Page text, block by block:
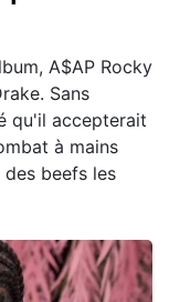
A$AP Rocky
Sans
qu'il accepterait
à mains
beefs les